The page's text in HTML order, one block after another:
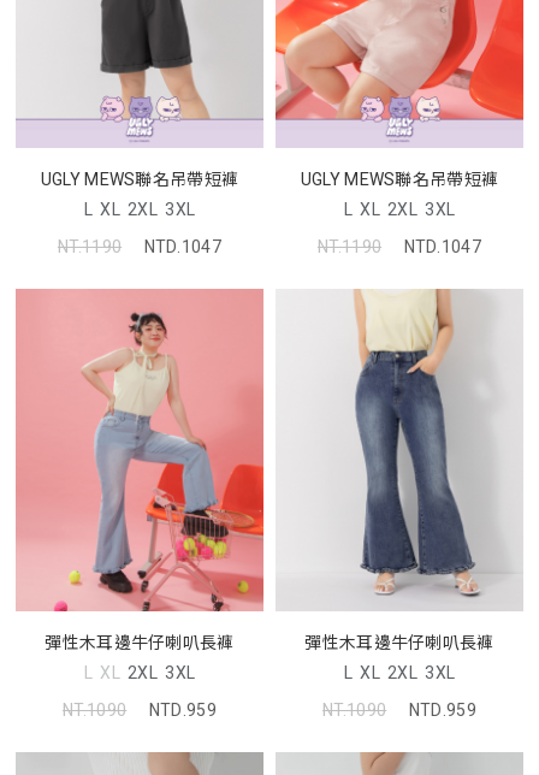
UGLY MEWS聯名吊帶短褲
L XL 2XL 3XL
NT.1190
NTD.1047
UGLY MEWS聯名吊帶短褲
L XL 2XL 3XL
NT.1190
NTD.1047
彈性木耳邊牛仔喇叭長褲
L XL 2XL 3XL
NT.1090
NTD.959
彈性木耳邊牛仔喇叭長褲
L XL 2XL 3XL
NT.1090
NTD.959